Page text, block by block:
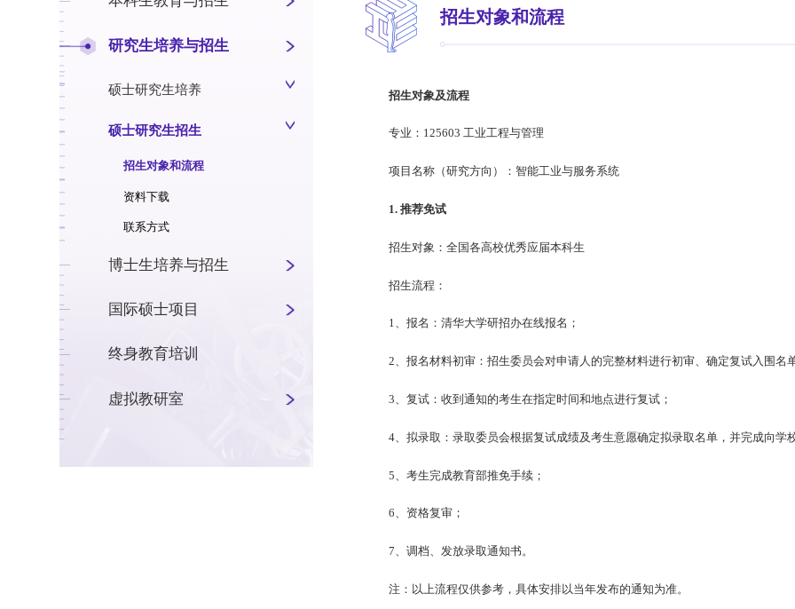
研究生培养与招生
硕士研究生培养
硕士研究生招生
招生对象和流程
资料下载
联系方式
博士生培养与招生
国际硕士项目
终身教育培训
虚拟教研室
招生对象和流程
招生对象及流程
专业：125603 工业工程与管理
项目名称（研究方向）：智能工业与服务系统
1. 推荐免试
招生对象：全国各高校优秀应届本科生
招生流程：
1、报名：清华大学研招办在线报名；
2、报名材料初审：招生委员会对申请人的完整材料进行初审、确定复试入围名
3、复试：收到通知的考生在指定时间和地点进行复试；
4、拟录取：录取委员会根据复试成绩及考生意愿确定拟录取名单，并完成向学
5、考生完成教育部推免手续；
6、资格复审；
7、调档、发放录取通知书。
注：以上流程仅供参考，具体安排以当年发布的通知为准。